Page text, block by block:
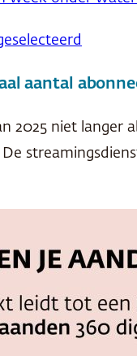
aantal
2025 niet
De